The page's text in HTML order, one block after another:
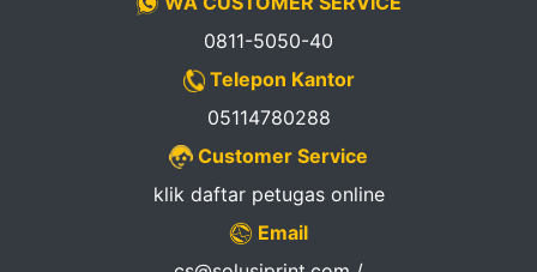
0811-5050-40
Telepon Kantor
05114780288
Customer Service
klik daftar petugas online
Email